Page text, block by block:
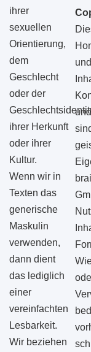
ihrer
sexuellen
Orientierung,
dem
Geschlecht
oder der
ihrer Herkunft
oder ihrer
Kultur.
Wenn wir in
Texten das
generische
Maskulin
verwenden,
dann dient
das lediglich
einer
vereinfachten
Lesbarkeit.
Wir beziehen